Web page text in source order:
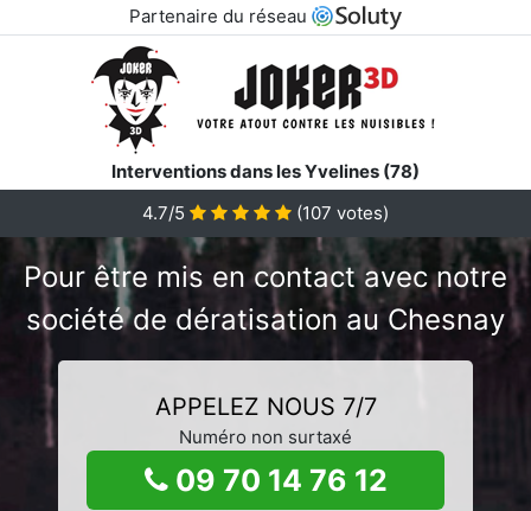
Partenaire du réseau
Interventions dans les Yvelines (78)
4.7/5
(107 votes)
Pour être mis en contact avec notre
société de dératisation au Chesnay
APPELEZ NOUS 7/7
Numéro non surtaxé
09 70 14 76 12